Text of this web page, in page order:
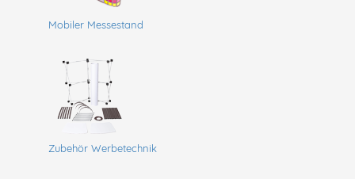
Mobiler Messestand
Zubehör Werbetechnik